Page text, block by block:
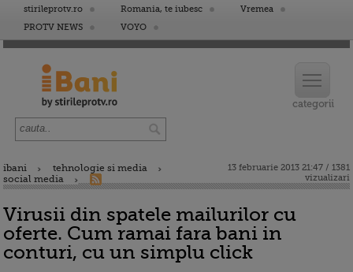
stirileprotv.ro Romania, te iubesc
Vremea
PROTV NEWS
VOYO
ibani
tehnologie si media
social media
13 februarie 2013 21:47 / 1381
vizualizari
Virusii din spatele mailurilor cu
oferte. Cum ramai fara bani in
conturi, cu un simplu click